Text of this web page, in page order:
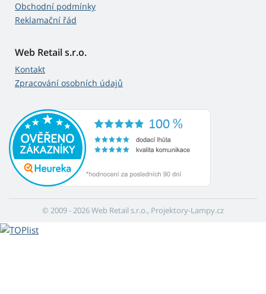
Obchodní podmínky
Reklamační řád
Web Retail s.r.o.
Kontakt
Zpracování osobních údajů
© 2009 - 2026 Web Retail s.r.o., Projektory-Lampy.cz